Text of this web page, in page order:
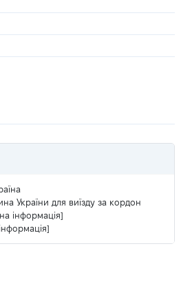
України для виїзду за кордон
інформація]